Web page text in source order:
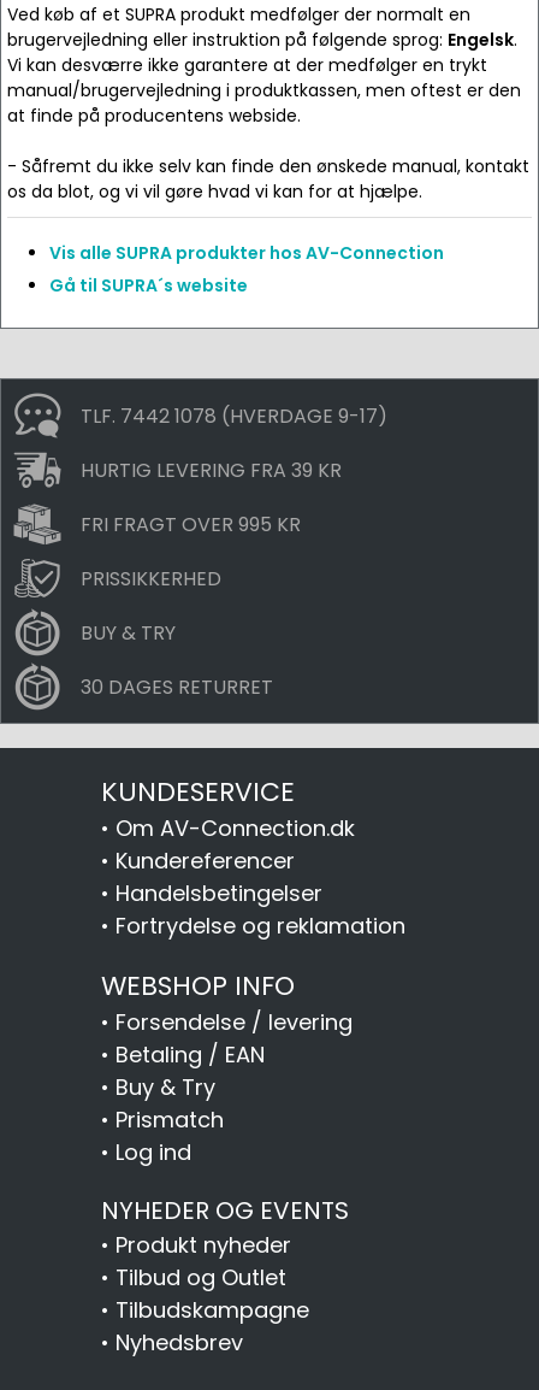
Ved køb af et SUPRA produkt medfølger der normalt en
brugervejledning eller instruktion på følgende sprog: Engelsk.
Vi kan desværre ikke garantere at der medfølger en trykt
manual/brugervejledning i produktkassen, men oftest er den
at finde på producentens webside.
- Såfremt du ikke selv kan finde den ønskede manual, kontakt
os da blot, og vi vil gøre hvad vi kan for at hjælpe.
Vis alle SUPRA produkter hos AV-Connection
Gå til SUPRA´s website
TLF. 7442 1078 (HVERDAGE 9-17)
HURTIG LEVERING FRA 39 KR
FRI FRAGT OVER 995 KR
PRISSIKKERHED
BUY & TRY
30 DAGES RETURRET
KUNDESERVICE
• Om AV-Connection.dk
• Kundereferencer
• Handelsbetingelser
• Fortrydelse og reklamation
WEBSHOP INFO
• Forsendelse / levering
• Betaling / EAN
• Buy & Try
• Prismatch
• Log ind
NYHEDER OG EVENTS
• Produkt nyheder
• Tilbud og Outlet
• Tilbudskampagne
• Nyhedsbrev